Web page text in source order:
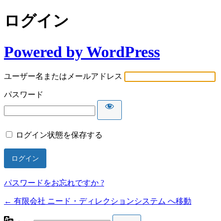
ログイン
Powered by WordPress
ユーザー名またはメールアドレス
パスワード
ログイン状態を保存する
パスワードをお忘れですか ?
← 有限会社 ニード・ディレクションシステム へ移動